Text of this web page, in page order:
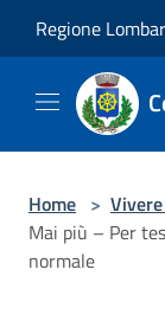
Regione
Home >
Mai più – Per
normale